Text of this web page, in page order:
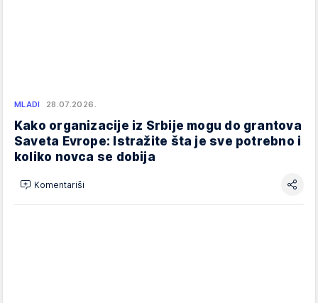
MLADI 28.07.2026.
Kako organizacije iz Srbije mogu do grantova
Saveta Evrope: Istražite šta je sve potrebno i
koliko novca se dobija
Komentariši